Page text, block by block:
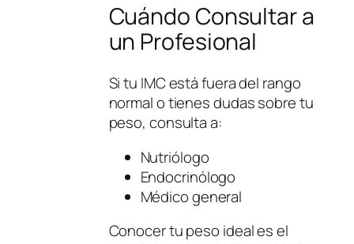
Cuándo Consultar a
un Profesional
Si tu IMC está fuera del rango
normal o tienes dudas sobre tu
peso, consulta a:
Nutriólogo
Endocrinólogo
Médico general
Conocer tu peso ideal es el